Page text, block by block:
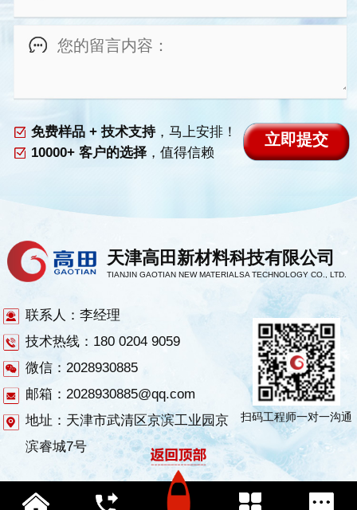
免费样品 + 技术支持，马上安排！
10000+ 客户的选择，值得信赖
天津高田新材料科技有限公司
TIANJIN GAOTIAN NEW MATERIALSA TECHNOLOGY CO., LTD.
联系人：李经理
技术热线：180 0204 9059
微信：2028930885
邮箱：2028930885@qq.com
地址：天津市武清区京滨工业园京
滨睿城7号
扫码工程师一对一沟通